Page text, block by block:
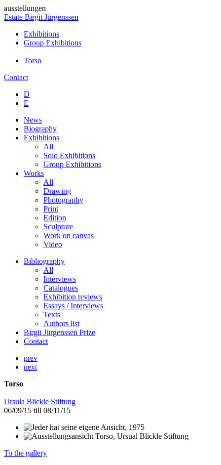
ausstellungen
Estate Birgit Jürgenssen
Exhibitions
Group Exhibitions
Torso
Contact
D
E
News
Biography
Exhibitions
All
Solo Exhibitions
Group Exhibitions
Works
All
Drawing
Photography
Print
Edition
Sculpture
Work on canvas
Video
Bibliography
All
Interviews
Catalogues
Exhibition reviews
Essays / Interviews
Texts
Authors list
Birgit Jürgenssen Prize
Contact
prev
next
Torso
Ursula Blickle Stiftung
06/09/15 till 08/11/15
To the gallery